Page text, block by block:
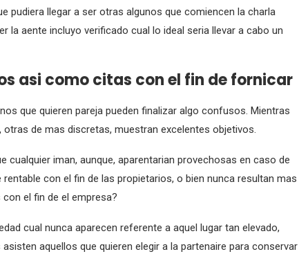
pudiera llegar a ser otras algunos que comiencen la charla
la aente incluyo verificado cual lo ideal seri­a llevar a cabo un
asi­ como citas con el fin de fornicar
que quieren pareja pueden finalizar algo confusos. Mientras
de mas discretas, muestran excelentes objetivos.
cualquier iman, aunque, aparentarian provechosas en caso de
con el fin de las propietarios, o bien nunca resultan mas
el fin de el empresa?
cual nunca aparecen referente a aquel lugar tan elevado,
aquellos que quieren elegir a la partenaire para conservar